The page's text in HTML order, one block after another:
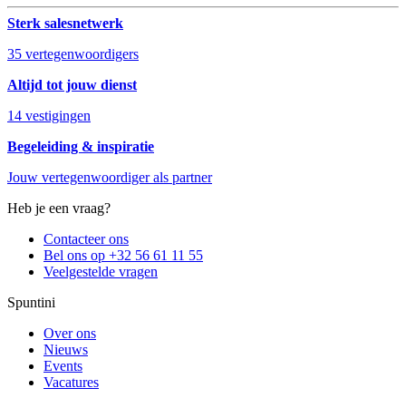
Sterk salesnetwerk
35 vertegenwoordigers
Altijd tot jouw dienst
14 vestigingen
Begeleiding & inspiratie
Jouw vertegenwoordiger als partner
Heb je een vraag?
Contacteer ons
Bel ons op +32 56 61 11 55
Veelgestelde vragen
Spuntini
Over ons
Nieuws
Events
Vacatures